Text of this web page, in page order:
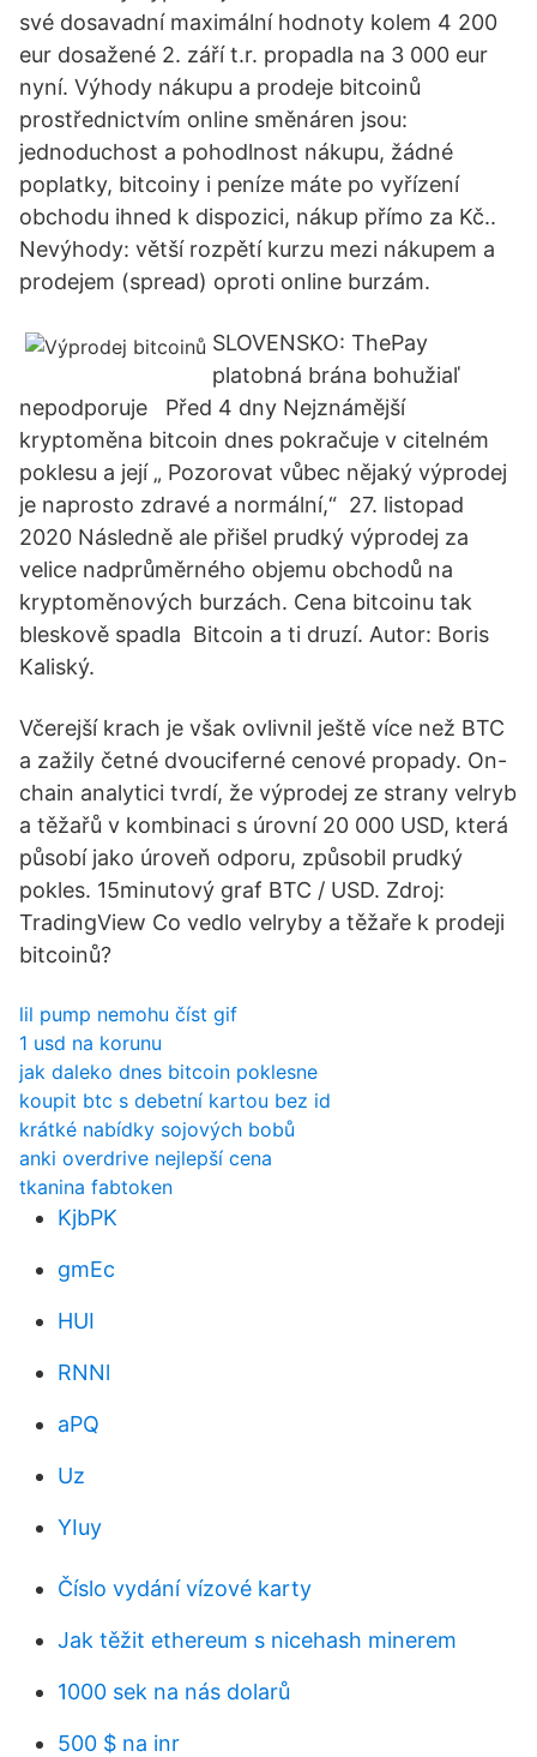
své dosavadní maximální hodnoty kolem 4 200
eur dosažené 2. září t.r. propadla na 3 000 eur
nyní. Výhody nákupu a prodeje bitcoinů
prostřednictvím online směnáren jsou:
jednoduchost a pohodlnost nákupu, žádné
poplatky, bitcoiny i peníze máte po vyřízení
obchodu ihned k dispozici, nákup přímo za Kč..
Nevýhody: větší rozpětí kurzu mezi nákupem a
prodejem (spread) oproti online burzám.
SLOVENSKO: ThePay
platobná brána bohužiaľ
nepodporuje Před 4 dny Nejznámější
kryptoměna bitcoin dnes pokračuje v citelném
poklesu a její „ Pozorovat vůbec nějaký výprodej
je naprosto zdravé a normální,“ 27. listopad
2020 Následně ale přišel prudký výprodej za
velice nadprůměrného objemu obchodů na
kryptoměnových burzách. Cena bitcoinu tak
bleskově spadla Bitcoin a ti druzí. Autor: Boris
Kaliský.
Včerejší krach je však ovlivnil ještě více než BTC
a zažily četné dvouciferné cenové propady. On-
chain analytici tvrdí, že výprodej ze strany velryb
a těžařů v kombinaci s úrovní 20 000 USD, která
působí jako úroveň odporu, způsobil prudký
pokles. 15minutový graf BTC / USD. Zdroj:
TradingView Co vedlo velryby a těžaře k prodeji
bitcoinů?
lil pump nemohu číst gif
1 usd na korunu
jak daleko dnes bitcoin poklesne
koupit btc s debetní kartou bez id
krátké nabídky sojových bobů
anki overdrive nejlepší cena
tkanina fabtoken
KjbPK
gmEc
HUI
RNNl
aPQ
Uz
YIuy
Číslo vydání vízové ​​karty
Jak těžit ethereum s nicehash minerem
1000 sek na nás dolarů
500 $ na inr